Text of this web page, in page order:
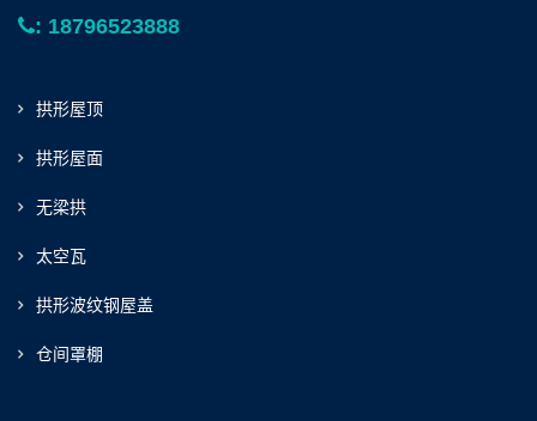
: 18796523888
拱形屋顶
拱形屋面
无梁拱
太空瓦
拱形波纹钢屋盖
仓间罩棚